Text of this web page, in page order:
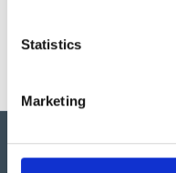
Statistics
Marketing